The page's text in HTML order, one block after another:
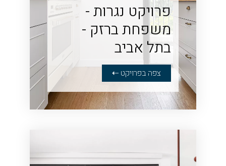
פרויקט נגרות -
משפחת ברזק -
בתל אביב
צפה בפרויקט ⇠